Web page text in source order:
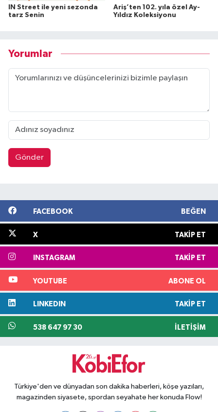
IN Street ile yeni sezonda
tarz Senin
Ariş’ten 102. yıla özel Ay-
Yıldız Koleksiyonu
Yorumlar
Gönder
FACEBOOK BEĞEN
X TAKIP ET
INSTAGRAM TAKIP ET
YOUTUBE ABONE OL
LINKEDIN TAKIP ET
538 647 97 30 İLETIŞIM
Türkiye'den ve dünyadan son dakika haberleri, köşe yazıları,
magazinden siyasete, spordan seyahate her konuda Flow!